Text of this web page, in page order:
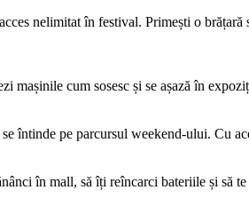
nelimitat în festival. Primești o
mașinile cum sosesc și se așază în
întinde pe parcursul weekend-ului. Cu
în mall, să îți reîncarci bateriile și să